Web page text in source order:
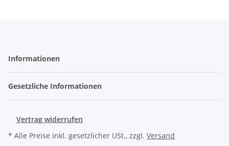
Informationen
Gesetzliche Informationen
Vertrag widerrufen
* Alle Preise inkl. gesetzlicher USt., zzgl. Versand